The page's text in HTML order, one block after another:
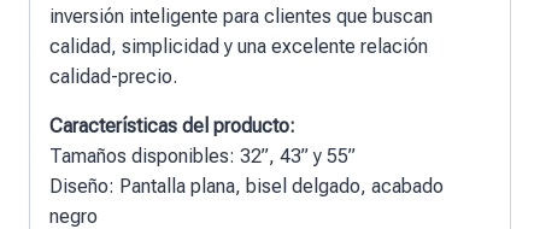
inversión inteligente para clientes que buscan
calidad, simplicidad y una excelente relación
calidad-precio.
Características del producto:
Tamaños disponibles: 32”, 43” y 55”
Diseño: Pantalla plana, bisel delgado, acabado
negro